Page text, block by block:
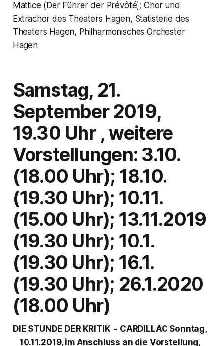
Mattice (Der Führer der Prévôté); Chor und
Extrachor des Theaters Hagen, Statisterie des
Theaters Hagen, Philharmonisches Orchester
Hagen
Samstag, 21.
September 2019,
19.30 Uhr , weitere
Vorstellungen: 3.10.
(18.00 Uhr); 18.10.
(19.30 Uhr); 10.11.
(15.00 Uhr); 13.11.2019
(19.30 Uhr); 10.1.
(19.30 Uhr); 16.1.
(19.30 Uhr); 26.1.2020
(18.00 Uhr)
DIE STUNDE DER KRITIK - CARDILLAC Sonntag,
10.11.2019, im Anschluss an die Vorstellung,